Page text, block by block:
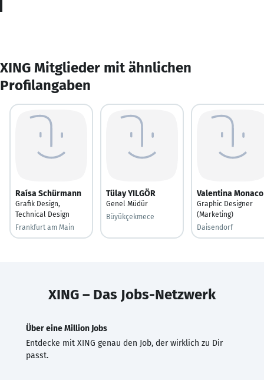
XING Mitglieder mit ähnlichen
Profilangaben
Raísa Schürmann
Grafik Design,
Technical Design
Frankfurt am Main
Tülay YILGÖR
Genel Müdür
Büyükçekmece
Valentina Monaco
Graphic Designer
(Marketing)
Daisendorf
XING – Das Jobs-Netzwerk
Über eine Million Jobs
Entdecke mit XING genau den Job, der wirklich zu Dir
passt.